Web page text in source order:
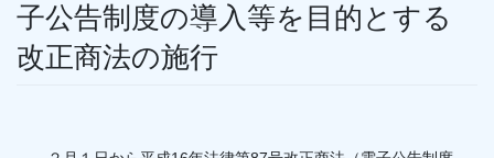
子公告制度の導入等を目的とする
改正商法の施行